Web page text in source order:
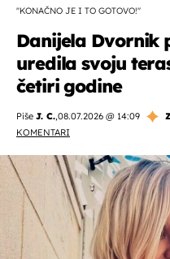
''KONAČNO JE I TO GOTOVO!''
Danijela Dvornik
uredila svoju
četiri godine
Piše J. C.,08.07.2026 @ 14:09
KOMENTARI